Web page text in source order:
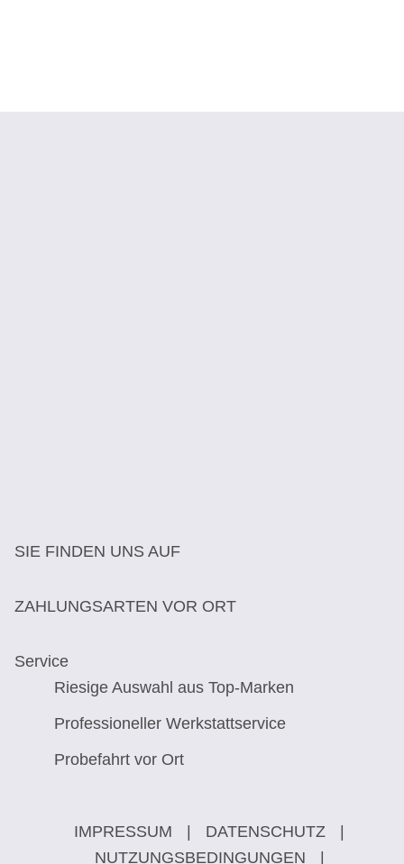
SIE FINDEN UNS AUF
ZAHLUNGSARTEN VOR ORT
Service
Riesige Auswahl aus Top-Marken
Professioneller Werkstattservice
Probefahrt vor Ort
IMPRESSUM DATENSCHUTZ
NUTZUNGSBEDINGUNGEN